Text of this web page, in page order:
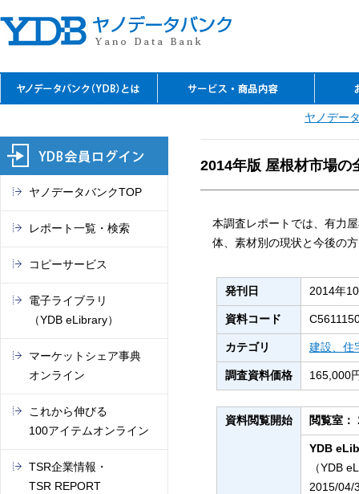
閲覧
電子
（
マー
オン
これ
市場
TSR
お問
（入
ご入
ご契
よく
ご案
ヤノデー
2014年版 屋根材市場の
本調査レポートでは、有力
体、素材別の現状と今後の
発刊日 2014年
資料コード
カテゴリ 建設、住
調査資料価格 165,000
資料閲覧開始 閲覧室：
YDB
（YDB
2015/04/
ヤノデータバンクTOP
レポート一覧・検索
コピーサービス
電子ライブラリ
（YDB eLibrary）
マーケットシェア事典
オンライン
これから伸びる
100アイテムオンライン
TSR企業情報・
TSR REPORT